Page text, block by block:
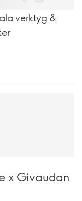
verktyg &
x Givaudan